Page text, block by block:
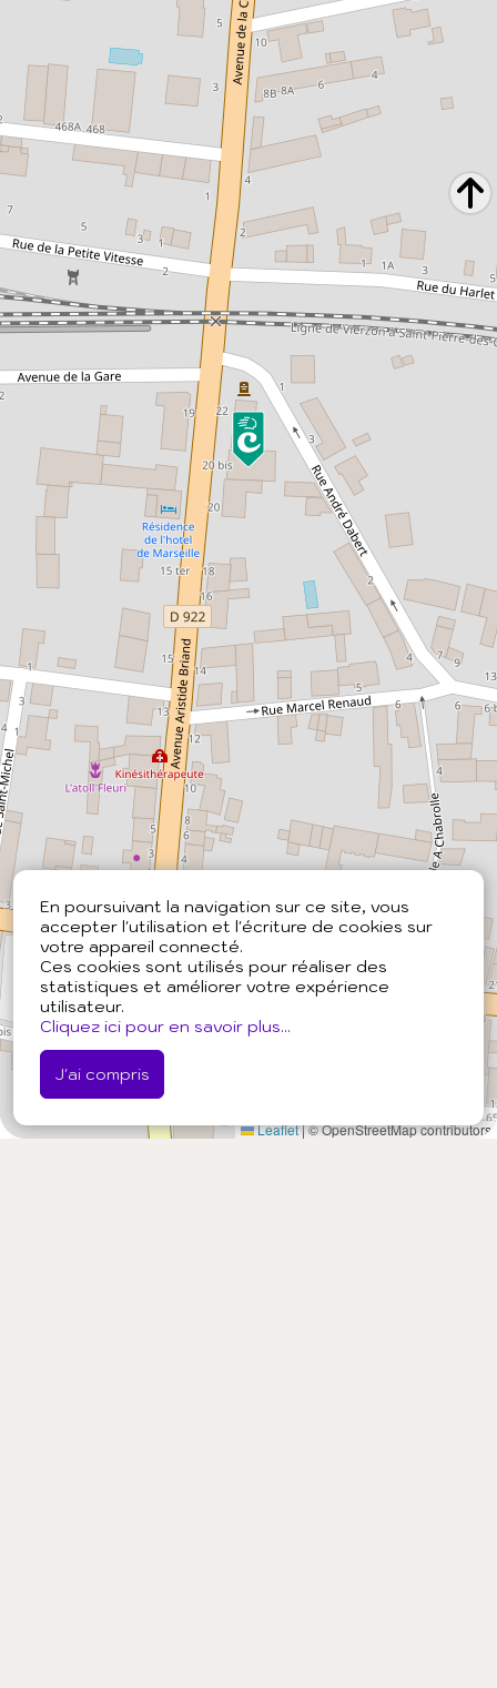
En poursuivant la navigation sur ce site, vous
accepter l'utilisation et l'écriture de cookies sur
votre appareil connecté.
Ces cookies sont utilisés pour réaliser des
statistiques et améliorer votre expérience
utilisateur.
Cliquez ici pour en savoir plus...
J'ai compris
Leaflet|© OpenStreetMap contributors